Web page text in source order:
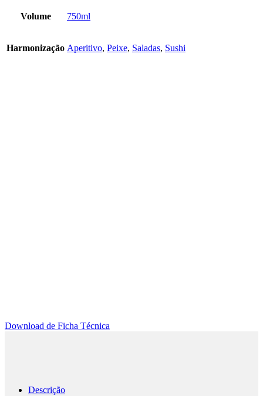
Volume 750ml
Harmonização Aperitivo, Peixe, Saladas, Sushi
Download de Ficha Técnica
Descrição